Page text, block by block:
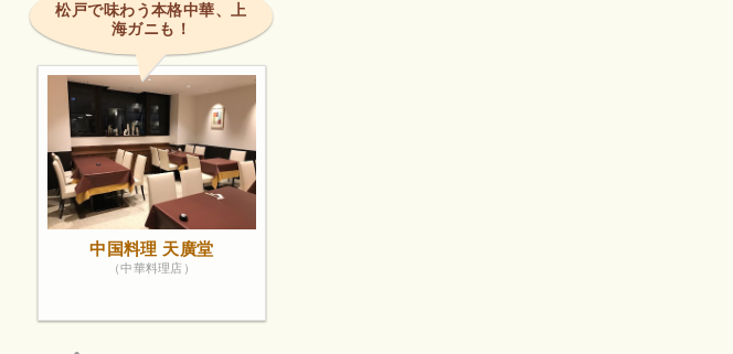
松戸で味わう本格中華、上
海ガニも！
中国料理 天廣堂
（中華料理店）